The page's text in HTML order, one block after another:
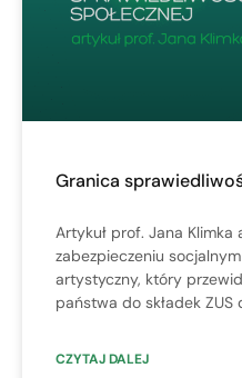
Granica
Artykuł prof. Jana
zabezpieczeniu
artystyczny, który
państwa do składek
CZYTAJ DALEJ